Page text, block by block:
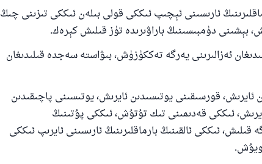
ئارىسىنى ئېچىپ ئىككى قولى بىلەن ئىككى تىزىنى چىڭ
دۈمبىسىنىڭ باراۋىرىدە تۈز قىلىش كېرەك.
ئەزالىرىنى يەرگە تەككۈزۈش، بىۋاستە سەجدە قىلىدىغان
ئايرىش، قورسىقىنى يوتىسىدىن ئايرىش، يوتىسىنى پاچىقىدىن
ئىككى قەدىمىنى تىك تۇتۇش، ئىككى پۇتىنىڭ
قىلىش، ئىككى ئالقىنىڭ بارماقلىرىنىڭ ئارىسىنى ئايرىپ ئىككى